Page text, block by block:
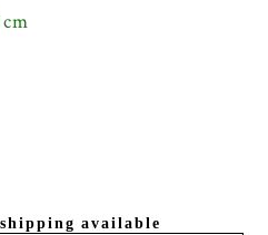
available